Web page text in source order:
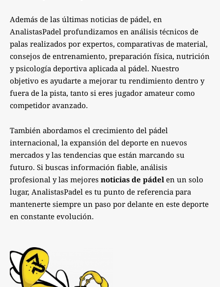
Además de las últimas noticias de pádel, en
AnalistasPadel profundizamos en análisis técnicos de
palas realizados por expertos, comparativas de material,
consejos de entrenamiento, preparación física, nutrición
y psicología deportiva aplicada al pádel. Nuestro
objetivo es ayudarte a mejorar tu rendimiento dentro y
fuera de la pista, tanto si eres jugador amateur como
competidor avanzado.
También abordamos el crecimiento del pádel
internacional, la expansión del deporte en nuevos
mercados y las tendencias que están marcando su
futuro. Si buscas información fiable, análisis
profesional y las mejores noticias de pádel en un solo
lugar, AnalistasPadel es tu punto de referencia para
mantenerte siempre un paso por delante en este deporte
en constante evolución.